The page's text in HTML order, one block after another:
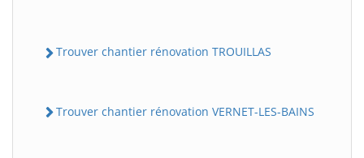
Trouver chantier rénovation TROUILLAS
Trouver chantier rénovation VERNET-LES-BAINS